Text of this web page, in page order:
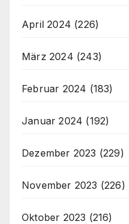
April 2024 (226)
März 2024 (243)
Februar 2024 (183)
Januar 2024 (192)
Dezember 2023 (229)
November 2023 (226)
Oktober 2023 (216)